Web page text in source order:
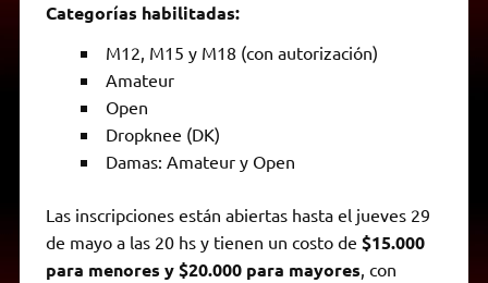
Categorías habilitadas:
M12, M15 y M18 (con autorización)
Amateur
Open
Dropknee (DK)
Damas: Amateur y Open
Las inscripciones están abiertas hasta el jueves 29
de mayo a las 20 hs y tienen un costo de $15.000
para menores y $20.000 para mayores, con